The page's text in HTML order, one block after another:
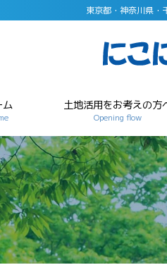
東京都・神奈川県・
ム 土地活用をお考えの方
Opening flow